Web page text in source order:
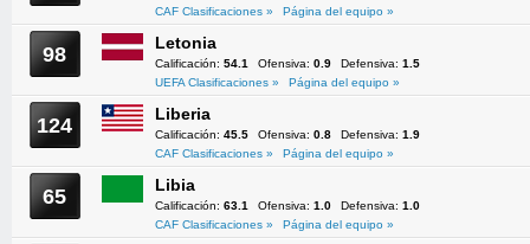
CAF Clasificaciones »
Página del equipo »
98 Letonia
Calificación: 54.1 Ofensiva: 0.9 Defensiva: 1.5
UEFA Clasificaciones »
Página del equipo »
124 Liberia
Calificación: 45.5 Ofensiva: 0.8 Defensiva: 1.9
CAF Clasificaciones »
Página del equipo »
65 Libia
Calificación: 63.1 Ofensiva: 1.0 Defensiva: 1.0
CAF Clasificaciones »
Página del equipo »